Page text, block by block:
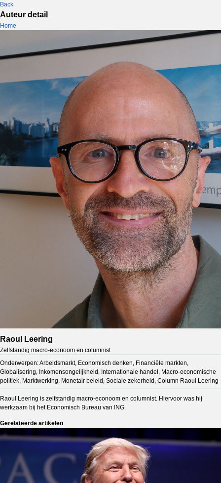
Back
Auteur detail
Home
Raoul Leering
Zelfstandig macro-econoom en columnist
Onderwerpen: Arbeidsmarkt, Economisch denken, Financiële markten,
Globalisering, Inkomensongelijkheid, Internationale handel, Macro-economische
politiek, Marktwerking, Monetair beleid, Sociale zekerheid, Column Raoul Leering
Raoul Leering is zelfstandig macro-econoom en columnist. Hiervoor was hij
werkzaam bij het Economisch Bureau van ING.
Gerelateerde artikelen